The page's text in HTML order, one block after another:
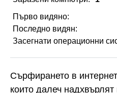
Първо видяно:
Последно видян:
Засегнати операционни
Сърфирането в
които далеч